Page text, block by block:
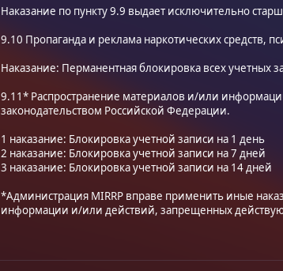
Наказание по пункту 9.9 выдает исключительно
9.10 Пропаганда и реклама наркотических средств,
Наказание: Перманентная блокировка всех учетных
9.11* Распространение материалов и/или
законодательством Российской Федерации.
1 наказание: Блокировка учетной записи на 1 день
2 наказание: Блокировка учетной записи на 7 дней
3 наказание: Блокировка учетной записи на 14 дней
*Администрация MIRRP вправе применить иные
информации и/или действий, запрещенных